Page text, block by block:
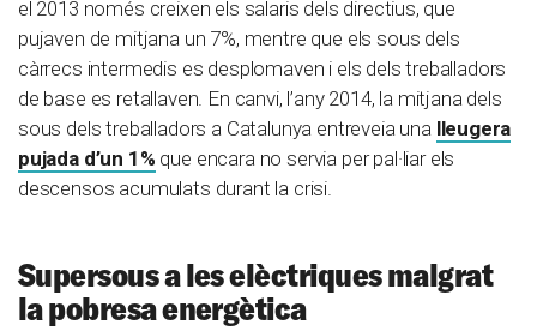
el 2013 només creixen els salaris dels directius, que
pujaven de mitjana un 7%, mentre que els sous dels
càrrecs intermedis es desplomaven i els dels treballadors
de base es retallaven. En canvi, l’any 2014, la mitjana dels
sous dels treballadors a Catalunya entreveia una lleugera
pujada d’un 1% que encara no servia per pal·liar els
descensos acumulats durant la crisi.
Supersous a les elèctriques malgrat
la pobresa energètica